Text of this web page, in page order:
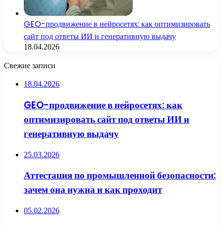
GEO-продвижение в нейросетях: как оптимизировать
сайт под ответы ИИ и генеративную выдачу
18.04.2026
Свежие записи
18.04.2026
GEO-продвижение в нейросетях: как
оптимизировать сайт под ответы ИИ и
генеративную выдачу
25.03.2026
Аттестация по промышленной безопасности:
зачем она нужна и как проходит
05.02.2026